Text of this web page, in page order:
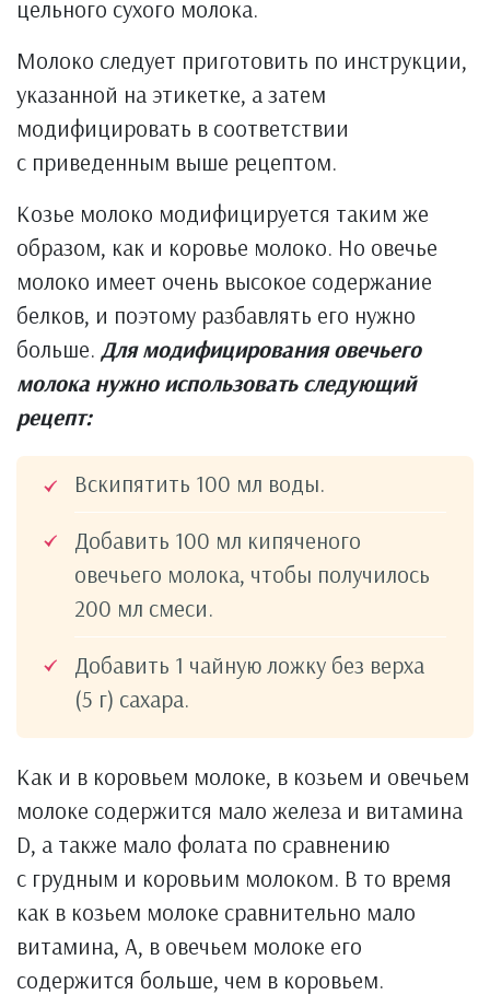
цельного сухого молока.
Молоко следует приготовить по инструкции,
указанной на этикетке, а затем
модифицировать в соответствии
с приведенным выше рецептом.
Козье молоко модифицируется таким же
образом, как и коровье молоко. Но овечье
молоко имеет очень высокое содержание
белков, и поэтому разбавлять его нужно
больше. Для модифицирования овечьего
молока нужно использовать следующий
рецепт:
Вскипятить 100 мл воды.
Добавить 100 мл кипяченого
овечьего молока, чтобы получилось
200 мл смеси.
Добавить 1 чайную ложку без верха
(5 г) сахара.
Как и в коровьем молоке, в козьем и овечьем
молоке содержится мало железа и витамина
D, а также мало фолата по сравнению
с грудным и коровьим молоком. В то время
как в козьем молоке сравнительно мало
витамина, А, в овечьем молоке его
содержится больше, чем в коровьем.